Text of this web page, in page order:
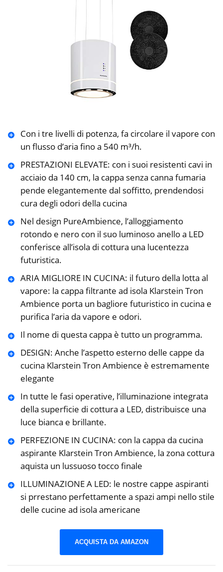
Con i tre livelli di potenza, fa circolare il vapore con
un flusso d’aria fino a 540 m³/h.
PRESTAZIONI ELEVATE: con i suoi resistenti cavi in
acciaio da 140 cm, la cappa senza canna fumaria
pende elegantemente dal soffitto, prendendosi
cura degli odori della cucina
Nel design PureAmbience, l’alloggiamento
rotondo e nero con il suo luminoso anello a LED
conferisce all’isola di cottura una lucentezza
futuristica.
ARIA MIGLIORE IN CUCINA: il futuro della lotta al
vapore: la cappa filtrante ad isola Klarstein Tron
Ambience porta un bagliore futuristico in cucina e
purifica l’aria da vapore e odori.
Il nome di questa cappa è tutto un programma.
DESIGN: Anche l’aspetto esterno delle cappe da
cucina Klarstein Tron Ambience è estremamente
elegante
In tutte le fasi operative, l’illuminazione integrata
della superficie di cottura a LED, distribuisce una
luce bianca e brillante.
PERFEZIONE IN CUCINA: con la cappa da cucina
aspirante Klarstein Tron Ambience, la zona cottura
aquista un lussuoso tocco finale
ILLUMINAZIONE A LED: le nostre cappe aspiranti
si prrestano perfettamente a spazi ampi nello stile
delle cucine ad isola americane
ACQUISTA DA AMAZON